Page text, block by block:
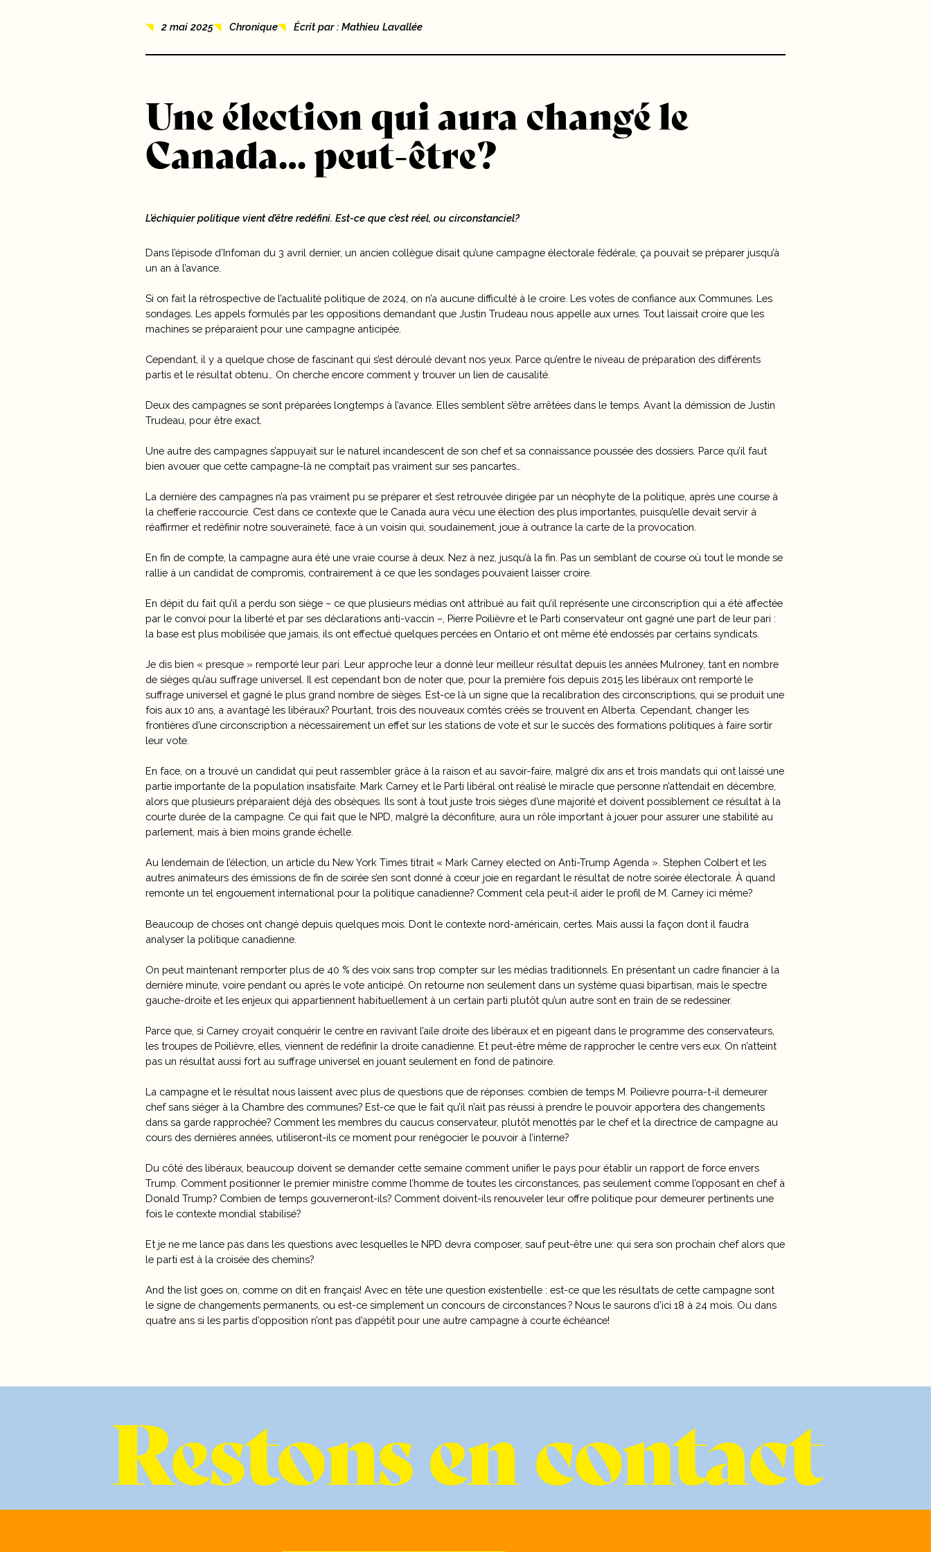
Nouvelles
10 ans
Carrières
Contact
2 mai 2025 Chronique Écrit par : Mathieu Lavallée
Une élection qui aura changé le
Canada… peut-être?
L’échiquier politique vient d’être redéfini. Est-ce que c’est réel, ou circonstanciel?
Dans l’épisode d’Infoman du 3 avril dernier, un ancien collègue disait qu’une campagne électorale fédérale, ça pouvait se préparer jusqu’à
un an à l’avance.
Si on fait la rétrospective de l’actualité politique de 2024, on n’a aucune difficulté à le croire. Les votes de confiance aux Communes. Les
sondages. Les appels formulés par les oppositions demandant que Justin Trudeau nous appelle aux urnes. Tout laissait croire que les
machines se préparaient pour une campagne anticipée.
Cependant, il y a quelque chose de fascinant qui s’est déroulé devant nos yeux. Parce qu’entre le niveau de préparation des différents
partis et le résultat obtenu… On cherche encore comment y trouver un lien de causalité.
Deux des campagnes se sont préparées longtemps à l’avance. Elles semblent s’être arrêtées dans le temps. Avant la démission de Justin
Trudeau, pour être exact.
Une autre des campagnes s’appuyait sur le naturel incandescent de son chef et sa connaissance poussée des dossiers. Parce qu’il faut
bien avouer que cette campagne-là ne comptait pas vraiment sur ses pancartes…
La dernière des campagnes n’a pas vraiment pu se préparer et s’est retrouvée dirigée par un néophyte de la politique, après une course à
la chefferie raccourcie. C’est dans ce contexte que le Canada aura vécu une élection des plus importantes, puisqu’elle devait servir à
réaffirmer et redéfinir notre souveraineté, face à un voisin qui, soudainement, joue à outrance la carte de la provocation.
En fin de compte, la campagne aura été une vraie course à deux. Nez à nez, jusqu’à la fin. Pas un semblant de course où tout le monde se
rallie à un candidat de compromis, contrairement à ce que les sondages pouvaient laisser croire.
En dépit du fait qu’il a perdu son siège – ce que plusieurs médias ont attribué au fait qu’il représente une circonscription qui a été affectée
par le convoi pour la liberté et par ses déclarations anti-vaccin –, Pierre Poilièvre et le Parti conservateur ont gagné une part de leur pari :
la base est plus mobilisée que jamais, ils ont effectué quelques percées en Ontario et ont même été endossés par certains syndicats.
Je dis bien « presque » remporté leur pari. Leur approche leur a donné leur meilleur résultat depuis les années Mulroney, tant en nombre
de sièges qu’au suffrage universel. Il est cependant bon de noter que, pour la première fois depuis 2015 les libéraux ont remporté le
suffrage universel et gagné le plus grand nombre de sièges. Est-ce là un signe que la recalibration des circonscriptions, qui se produit une
fois aux 10 ans, a avantagé les libéraux? Pourtant, trois des nouveaux comtés créés se trouvent en Alberta. Cependant, changer les
frontières d’une circonscription a nécessairement un effet sur les stations de vote et sur le succès des formations politiques à faire sortir
leur vote.
En face, on a trouvé un candidat qui peut rassembler grâce à la raison et au savoir-faire, malgré dix ans et trois mandats qui ont laissé une
partie importante de la population insatisfaite. Mark Carney et le Parti libéral ont réalisé le miracle que personne n’attendait en décembre,
alors que plusieurs préparaient déjà des obsèques. Ils sont à tout juste trois sièges d’une majorité et doivent possiblement ce résultat à la
courte durée de la campagne. Ce qui fait que le NPD, malgré la déconfiture, aura un rôle important à jouer pour assurer une stabilité au
parlement, mais à bien moins grande échelle.
Au lendemain de l’élection, un article du New York Times titrait « Mark Carney elected on Anti-Trump Agenda ». Stephen Colbert et les
autres animateurs des émissions de fin de soirée s’en sont donné à cœur joie en regardant le résultat de notre soirée électorale. À quand
remonte un tel engouement international pour la politique canadienne? Comment cela peut-il aider le profil de M. Carney ici même?
Beaucoup de choses ont changé depuis quelques mois. Dont le contexte nord-américain, certes. Mais aussi la façon dont il faudra
analyser la politique canadienne.
On peut maintenant remporter plus de 40 % des voix sans trop compter sur les médias traditionnels. En présentant un cadre financier à la
dernière minute, voire pendant ou après le vote anticipé. On retourne non seulement dans un système quasi bipartisan, mais le spectre
gauche-droite et les enjeux qui appartiennent habituellement à un certain parti plutôt qu’un autre sont en train de se redessiner.
Parce que, si Carney croyait conquérir le centre en ravivant l’aile droite des libéraux et en pigeant dans le programme des conservateurs,
les troupes de Poilièvre, elles, viennent de redéfinir la droite canadienne. Et peut-être même de rapprocher le centre vers eux. On n’atteint
pas un résultat aussi fort au suffrage universel en jouant seulement en fond de patinoire.
La campagne et le résultat nous laissent avec plus de questions que de réponses: combien de temps M. Poilievre pourra-t-il demeurer
chef sans siéger à la Chambre des communes? Est-ce que le fait qu’il n’ait pas réussi à prendre le pouvoir apportera des changements
dans sa garde rapprochée? Comment les membres du caucus conservateur, plutôt menottés par le chef et la directrice de campagne au
cours des dernières années, utiliseront-ils ce moment pour renégocier le pouvoir à l’interne?
Du côté des libéraux, beaucoup doivent se demander cette semaine comment unifier le pays pour établir un rapport de force envers
Trump. Comment positionner le premier ministre comme l’homme de toutes les circonstances, pas seulement comme l’opposant en chef à
Donald Trump? Combien de temps gouverneront-ils? Comment doivent-ils renouveler leur offre politique pour demeurer pertinents une
fois le contexte mondial stabilisé?
Et je ne me lance pas dans les questions avec lesquelles le NPD devra composer, sauf peut-être une: qui sera son prochain chef alors que
le parti est à la croisée des chemins?
And the list goes on, comme on dit en français! Avec en tête une question existentielle : est-ce que les résultats de cette campagne sont
le signe de changements permanents, ou est-ce simplement un concours de circonstances ? Nous le saurons d’ici 18 à 24 mois. Ou dans
quatre ans si les partis d’opposition n’ont pas d’appétit pour une autre campagne à courte échéance!
Restons en contact